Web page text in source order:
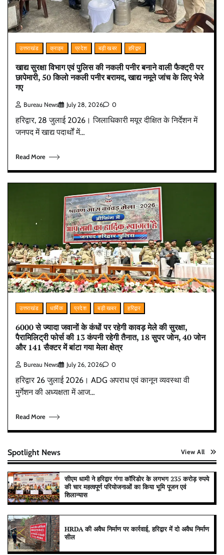
उत्तराखंड क्राइम प्रदेश बड़ी खबर हरिद्वार
खाद्य सुरक्षा विभाग एवं पुलिस की नकली पनीर बनाने वाली फैक्ट्री पर
छापेमारी, 50 किलो नकली पनीर बरामद, खाद्य नमूने जांच के लिए भेजे
गए
Bureau News July 28, 2026 0
हरिद्वार, 28 जुलाई 2026। जिलाधिकारी मयूर दीक्षित के निर्देशन में
जनपद में खाद्य पदार्थों में…
Read More
उत्तराखंड धार्मिक प्रदेश बड़ी खबर हरिद्वार
6000 से ज्यादा जवानों के कंधों पर रहेगी कावड़ मेले की सुरक्षा,
पैरामिलिट्री फोर्स की 13 कंपनी रहेगी तैनात, 18 सुपर जोन, 40 जोन
और 141 सैक्टर में बांटा गया मेला क्षेत्र
Bureau News July 26, 2026 0
हरिद्वार 26 जुलाई 2026। ADG अपराध एवं कानून व्यवस्था वी
मुर्गेशन की अध्यक्षता में आज…
Read More
Spotlight News View All
सीएम धामी ने हरिद्वार गंगा कॉरिडोर के लगभग 235 करोड़ रुपये
की चार महत्वपूर्ण परियोजनाओं का किया भूमि पूजन एवं
शिलान्यास
HRDA की अवैध निर्माण पर कार्रवाई, हरिद्वार में दो अवैध निर्माण
सील